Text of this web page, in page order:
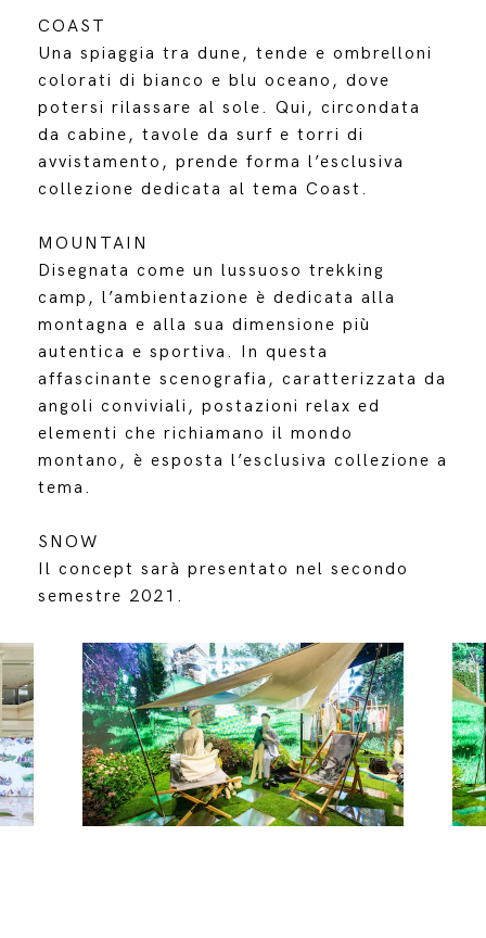
COAST
Una spiaggia tra dune, tende e ombrelloni
colorati di bianco e blu oceano, dove
potersi rilassare al sole. Qui, circondata
da cabine, tavole da surf e torri di
avvistamento, prende forma l’esclusiva
collezione dedicata al tema Coast.
MOUNTAIN
Disegnata come un lussuoso trekking
camp, l’ambientazione è dedicata alla
montagna e alla sua dimensione più
autentica e sportiva. In questa
affascinante scenografia, caratterizzata da
angoli conviviali, postazioni relax ed
elementi che richiamano il mondo
montano, è esposta l’esclusiva collezione a
tema.
SNOW
Il concept sarà presentato nel secondo
semestre 2021.